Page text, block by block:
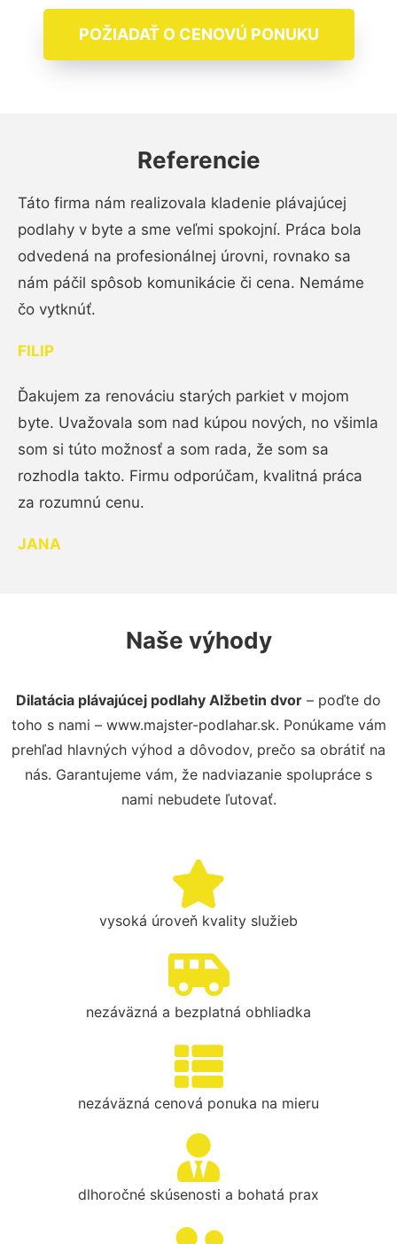
POŽIADAŤ O CENOVÚ PONUKU
Referencie
Táto firma nám realizovala kladenie plávajúcej
podlahy v byte a sme veľmi spokojní. Práca bola
odvedená na profesionálnej úrovni, rovnako sa
nám páčil spôsob komunikácie či cena. Nemáme
čo vytknúť.
FILIP
Ďakujem za renováciu starých parkiet v mojom
byte. Uvažovala som nad kúpou nových, no všimla
som si túto možnosť a som rada, že som sa
rozhodla takto. Firmu odporúčam, kvalitná práca
za rozumnú cenu.
JANA
Naše výhody
Dilatácia plávajúcej podlahy Alžbetin dvor – poďte do
toho s nami – www.majster-podlahar.sk. Ponúkame vám
prehľad hlavných výhod a dôvodov, prečo sa obrátiť na
nás. Garantujeme vám, že nadviazanie spolupráce s
nami nebudete ľutovať.
vysoká úroveň kvality služieb
nezáväzná a bezplatná obhliadka
nezáväzná cenová ponuka na mieru
dlhoročné skúsenosti a bohatá prax